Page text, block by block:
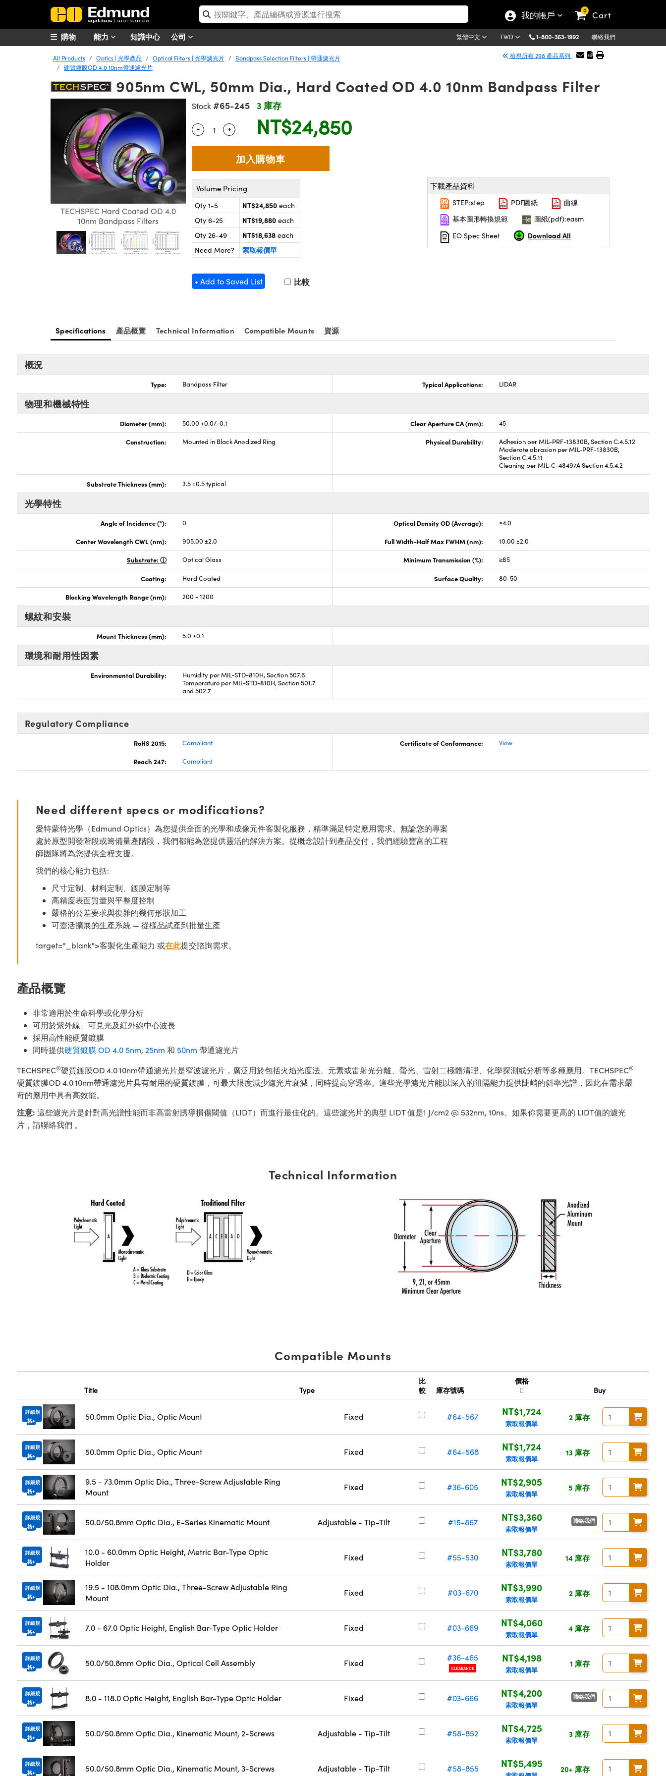
我的帳戶 0 Cart
能力 知識中心 公司 繁體中文 TWD 1-800-363-1992 聯絡我們
購物
All Products Optics | 光學產品 Optical Filters | 光學濾光片
Bandpass Selection Filters | 帶通濾光片
硬質鍍膜OD 4.0 10nm帶通濾光片
檢視所有 298 產品系列
905nm CWL, 50mm Dia., Hard Coated OD 4.0 10nm Bandpass Filter
TECHSPEC Hard Coated OD 4.0
10nm Bandpass Filters
Stock #65-245 3 庫存
Quantity Selector
- Use the plus and minus buttons to adjust the quantity.
+ NT$24,850
Volume Pricing
Qty 1-5 NT$24,850 each
Qty 6-25
NT$19,880 each
Qty 26-49
NT$18,638 each
Need More?
索取報價單
+ Add to Saved List 比較
下載產品資料
STEP:step PDF圖紙
曲線
基本圖形轉換規範
圖紙(pdf):easm
EO Spec Sheet
Download All
Specifications 產品概覽 Technical Information Compatible Mounts 資源
概況
Type: Bandpass Filter Typical Applications: LIDAR
物理和機械特性
Diameter (mm): 50.00 +0.0/-0.1 Clear Aperture CA (mm): 45
Construction: Mounted in Black Anodized Ring Physical Durability:
Adhesion per MIL-PRF-13830B, Section C.4.5.12
Moderate abrasion per MIL-PRF-13830B,
Section C.4.5.11
Cleaning per MIL-C-48497A Section 4.5.4.2
Substrate Thickness (mm): 3.5 ±0.5 typical
光學特性
Angle of Incidence (°): 0 Optical Density OD (Average): ≥4.0
Center Wavelength CWL (nm): 905.00 ±2.0 Full Width-Half Max FWHM (nm): 10.00 ±2.0
Substrate: Optical Glass Minimum Transmission (%): ≥85
Coating: Hard Coated Surface Quality: 80-50
Blocking Wavelength Range (nm): 200 - 1200
螺紋和安裝
Mount Thickness (mm): 5.0 ±0.1
環境和耐用性因素
Environmental Durability:
Humidity per MIL-STD-810H, Section 507.6
Temperature per MIL-STD-810H, Section 501.7
and 502.7
Regulatory Compliance
RoHS 2015: Compliant Certificate of Conformance: View
Reach 247: Compliant
Need different specs or modifications?
愛特蒙特光學（Edmund Optics）為您提供全面的光學和成像元件客製化服務，精準滿足特定應用需求。無論您的專案
處於原型開發階段或籌備量產階段，我們都能為您提供靈活的解決方案。從概念設計到產品交付，我們經驗豐富的工程
師團隊將為您提供全程支援。
我們的核心能力包括:
尺寸定制、材料定制、鍍膜定制等
高精度表面質量與平整度控制
嚴格的公差要求與復雜的幾何形狀加工
可靈活擴展的生產系統 — 從樣品試產到批量生產
target="_blank">客製化生產能力 或在此提交諮詢需求。
產品概覽
非常適用於生命科學或化學分析
可用於紫外線、可見光及紅外線中心波長
採用高性能硬質鍍膜
同時提供硬質鍍膜 OD 4.0 5nm, 25nm 和 50nm 帶通濾光片
TECHSPEC®硬質鍍膜OD 4.0 10nm帶通濾光片是窄波濾光片，廣泛用於包括火焰光度法、元素或雷射光分離、螢光、雷射二極體清理、化學探測或分析等多種應用。TECHSPEC®
硬質鍍膜OD 4.0 10nm帶通濾光片具有耐用的硬質鍍膜，可最大限度減少濾光片衰減，同時提高穿透率。這些光學濾光片能以深入的阻隔能力提供陡峭的斜率光譜，因此在需求嚴
苛的應用中具有高效能。
注意: 這些濾光片是針對高光譜性能而非高雷射誘導損傷閾值（LIDT）而進行最佳化的。這些濾光片的典型 LIDT 值是1 J/cm2 @ 532nm, 10ns。如果你需要更高的 LIDT值的濾光
片，請聯絡我們 。
Technical Information
Compatible Mounts
Title Type
比
較
庫存號碼
價格
Buy
詳細規
格
50.0mm Optic Dia., Optic Mount Fixed #64-567 NT$1,724
索取報價單
2 庫存
詳細規
格
50.0mm Optic Dia., Optic Mount Fixed #64-568 NT$1,724
索取報價單
13 庫存
詳細規
格
9.5 - 73.0mm Optic Dia., Three-Screw Adjustable Ring
Mount
Fixed #36-605 NT$2,905
索取報價單
5 庫存
詳細規
格
50.0/50.8mm Optic Dia., E-Series Kinematic Mount Adjustable - Tip-Tilt #15-867 NT$3,360
索取報價單
聯絡我們
詳細規
格
10.0 - 60.0mm Optic Height, Metric Bar-Type Optic
Holder
Fixed #55-530 NT$3,780
索取報價單
14 庫存
詳細規
格
19.5 - 108.0mm Optic Dia., Three-Screw Adjustable Ring
Mount
Fixed #03-670 NT$3,990
索取報價單
2 庫存
詳細規
格
7.0 - 67.0 Optic Height, English Bar-Type Optic Holder Fixed #03-669 NT$4,060
索取報價單
4 庫存
詳細規
格
50.0/50.8mm Optic Dia., Optical Cell Assembly Fixed
#36-465
CLEARANCE
NT$4,198
索取報價單
1 庫存
詳細規
格
8.0 - 118.0 Optic Height, English Bar-Type Optic Holder Fixed #03-666 NT$4,200
索取報價單
聯絡我們
詳細規
格
50.0/50.8mm Optic Dia., Kinematic Mount, 2-Screws Adjustable - Tip-Tilt #58-852 NT$4,725
索取報價單
3 庫存
詳細規
格
50.0/50.8mm Optic Dia., Kinematic Mount, 3-Screws Adjustable - Tip-Tilt #58-855 NT$5,495 20+ 庫存